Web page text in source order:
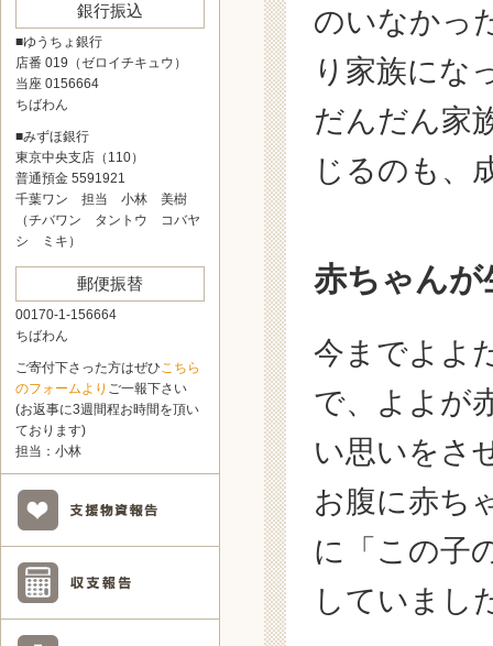
のいなかっ
り家族にな
だんだん家
じるのも、
赤ちゃんが
今までよよ
で、よよが
い思いをさ
お腹に赤ち
に「この子
していまし
銀行振込
■ゆうちょ銀行
店番 019（ゼロイチキュウ）
当座 0156664
ちばわん
■みずほ銀行
東京中央支店（110）
普通預金 5591921
千葉ワン 担当 小林 美樹
（チバワン タントウ コバヤ
シ ミキ）
郵便振替
00170-1-156664
ちばわん
ご寄付下さった方はぜひこちら
のフォームより ご一報下さい
(お返事に3週間程お時間を頂い
ております)
担当：小林